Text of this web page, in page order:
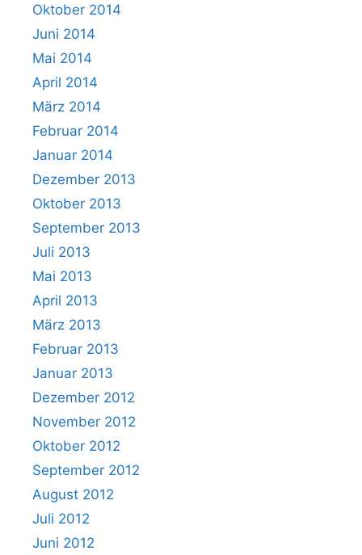
Oktober 2014
Juni 2014
Mai 2014
April 2014
März 2014
Februar 2014
Januar 2014
Dezember 2013
Oktober 2013
September 2013
Juli 2013
Mai 2013
April 2013
März 2013
Februar 2013
Januar 2013
Dezember 2012
November 2012
Oktober 2012
September 2012
August 2012
Juli 2012
Juni 2012